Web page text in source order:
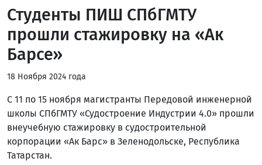
Студенты ПИШ СПбГМТУ
прошли стажировку на «Ак
Барсе»
18 Ноября 2024 года
С 11 по 15 ноября магистранты Передовой инженерной
школы СПбГМТУ «Судостроение Индустрии 4.0» прошли
внеучебную стажировку в судостроительной
корпорации «Ак Барс» в Зеленодольске, Республика
Татарстан.